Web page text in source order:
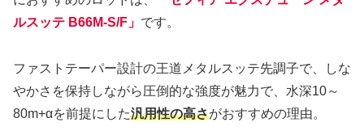
ルスッテ B66M-S/F」 です。
ファストテーパー設計の王道メタルスッテ先調子で、しな
やかさを保持しながら圧倒的な強度が魅力で、水深10～
80m+αを前提にした汎用性の高さがおすすめの理由。